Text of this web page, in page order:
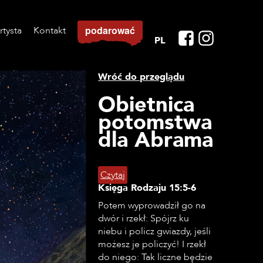
Kontakt podarować
PL
Wróć do przeglądu
Obietnica
potomstwa
dla Abrama
Czytaj
Księga Rodzaju 15:5-6
Potem wyprowadził go na
dwór i rzekł: Spójrz ku
niebu i policz gwiazdy, jeśli
możesz je policzyć! I rzekł
do niego: Tak liczne będzie